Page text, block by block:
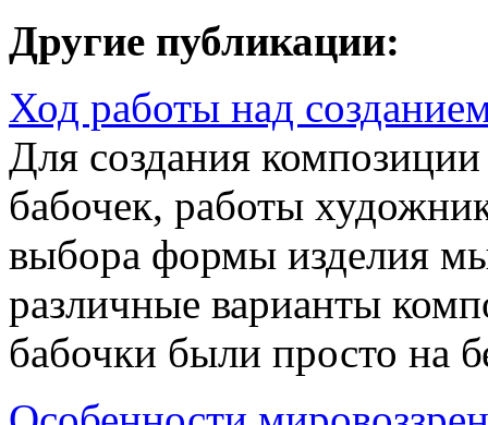
Другие публикации:
Ход работы над
Для создания
бабочек, работы
выбора формы изделия
различные варианты
бабочки были просто на